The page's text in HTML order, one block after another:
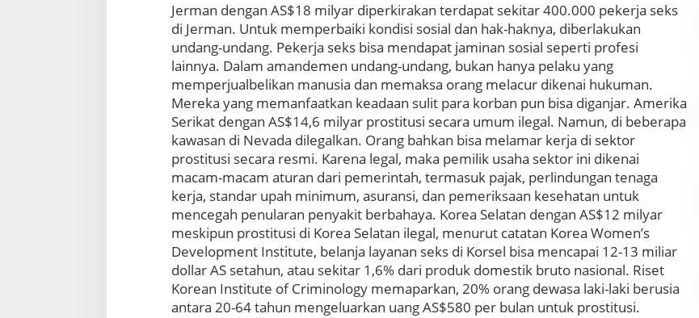
e
l
a
n
j
a
S
e
k
s
Jerman dengan AS$18 milyar diperkirakan terdapat sekitar 400.000 pekerja seks
di Jerman. Untuk memperbaiki kondisi sosial dan hak-haknya, diberlakukan
undang-undang. Pekerja seks bisa mendapat jaminan sosial seperti profesi
lainnya. Dalam amandemen undang-undang, bukan hanya pelaku yang
memperjualbelikan manusia dan memaksa orang melacur dikenai hukuman.
Mereka yang memanfaatkan keadaan sulit para korban pun bisa diganjar. Amerika
Serikat dengan AS$14,6 milyar prostitusi secara umum ilegal. Namun, di beberapa
kawasan di Nevada dilegalkan. Orang bahkan bisa melamar kerja di sektor
prostitusi secara resmi. Karena legal, maka pemilik usaha sektor ini dikenai
macam-macam aturan dari pemerintah, termasuk pajak, perlindungan tenaga
kerja, standar upah minimum, asuransi, dan pemeriksaan kesehatan untuk
mencegah penularan penyakit berbahaya. Korea Selatan dengan AS$12 milyar
meskipun prostitusi di Korea Selatan ilegal, menurut catatan Korea Women’s
Development Institute, belanja layanan seks di Korsel bisa mencapai 12-13 miliar
dollar AS setahun, atau sekitar 1,6% dari produk domestik bruto nasional. Riset
Korean Institute of Criminology memaparkan, 20% orang dewasa laki-laki berusia
antara 20-64 tahun mengeluarkan uang AS$580 per bulan untuk prostitusi.